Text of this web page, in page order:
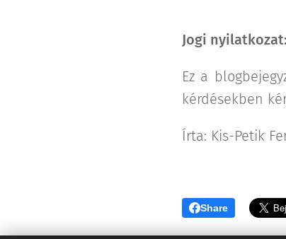
Jogi nyilatkozat:
Ez a
kérdésekben
Írta: Kis-Petik
Share